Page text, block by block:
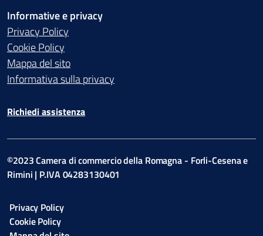
Informative e privacy
Privacy Policy
Cookie Policy
Mappa del sito
Informativa sulla privacy
Richiedi assistenza
©2023 Camera di commercio della Romagna - Forli-Cesena e
Rimini | P.IVA 04283130401
Privacy Policy
Cookie Policy